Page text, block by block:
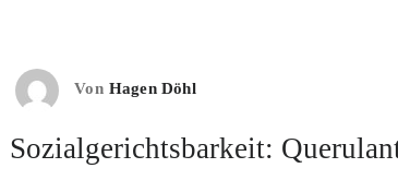
Von Hagen Döhl
Sozialgerichtsbarkeit: